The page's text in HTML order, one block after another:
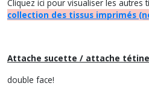
Cliquez ici pour visualiser les
collection des tissus imprimés
Attache sucette / attache tétine
double face!